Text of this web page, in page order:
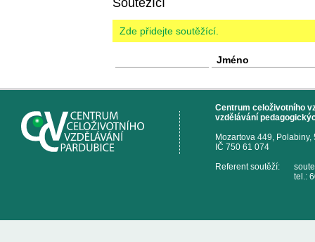
Soutěžící
Zde přidejte soutěžící.
Jméno
Centrum celoživotního
vzdělávání
Mozartova 449,
IČ 750 61 074
Referent soutěží:
tel.: